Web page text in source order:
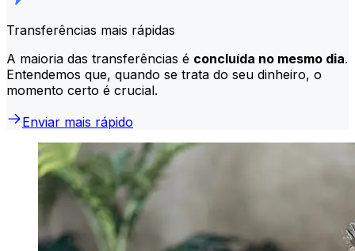
Transferências mais rápidas
A maioria das transferências é concluída no mesmo dia.
Entendemos que, quando se trata do seu dinheiro, o
momento certo é crucial.
Enviar mais rápido